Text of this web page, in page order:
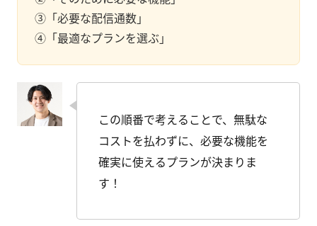
③「必要な配信通数」
④「最適なプランを選ぶ」
この順番で考えることで、無駄な
コストを払わずに、必要な機能を
確実に使えるプランが決まりま
す！